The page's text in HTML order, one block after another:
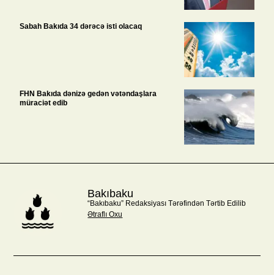
Sabah Bakıda 34 dərəcə isti olacaq
FHN Bakıda dənizə gedən vətəndaşlara
müraciət edib
Bakıbaku
“Bakıbaku” Redaksiyası Tərəfindən Tərtib Edilib
Ətraflı Oxu